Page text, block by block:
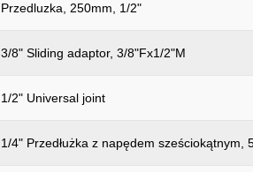
Przedluzka, 250mm, 1/2"
3/8" Sliding adaptor, 3/8"Fx1/2"M
1/2" Universal joint
1/4" Przedłużka z napędem sześciokątnym,